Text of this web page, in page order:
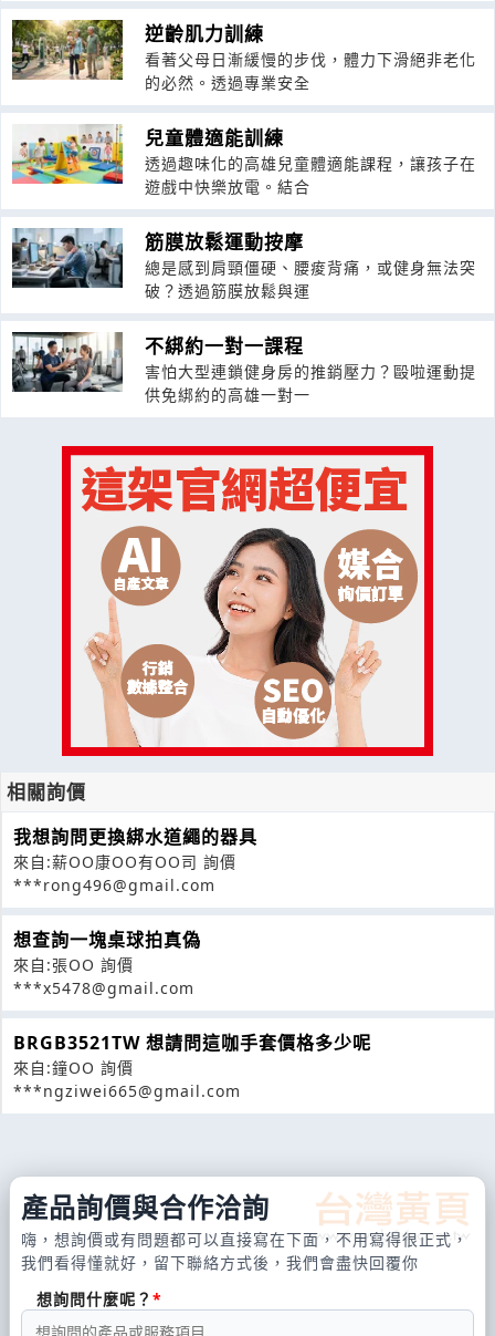
逆齡肌力訓練
看著父母日漸緩慢的步伐，體力下滑絕非老化
的必然。透過專業安全
兒童體適能訓練
透過趣味化的高雄兒童體適能課程，讓孩子在
遊戲中快樂放電。結合
筋膜放鬆運動按摩
總是感到肩頸僵硬、腰痠背痛，或健身無法突
破？透過筋膜放鬆與運
不綁約一對一課程
害怕大型連鎖健身房的推銷壓力？毆啦運動提
供免綁約的高雄一對一
相關詢價
我想詢問更換綁水道繩的器具
來自:薪OO康OO有OO司 詢價
***rong496@gmail.com
想查詢一塊桌球拍真偽
來自:張OO 詢價
***x5478@gmail.com
BRGB3521TW 想請問這咖手套價格多少呢
來自:鐘OO 詢價
***ngziwei665@gmail.com
產品詢價與合作洽詢
嗨，想詢價或有問題都可以直接寫在下面，不用寫得很正式，
我們看得懂就好，留下聯絡方式後，我們會盡快回覆你
想詢問什麼呢？